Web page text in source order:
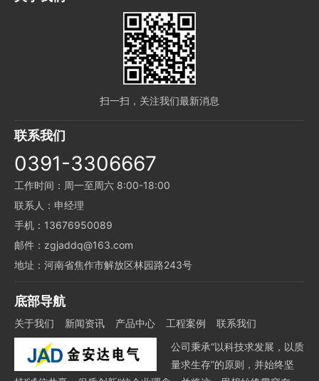
扫一扫，关注我们最新消息
联系我们
0391-3306667
工作时间：周一至周六 8:00-18:00
联系人：申经理
手机：13676950089
邮件：zgjaddq@163.com
地址：河南省焦作市解放区林园路243号
底部导航
关于我们 新闻资讯 产品中心 工程案例
联系我们
公司秉承“以科技求发展，以质
量求生存”的原则，并始终坚